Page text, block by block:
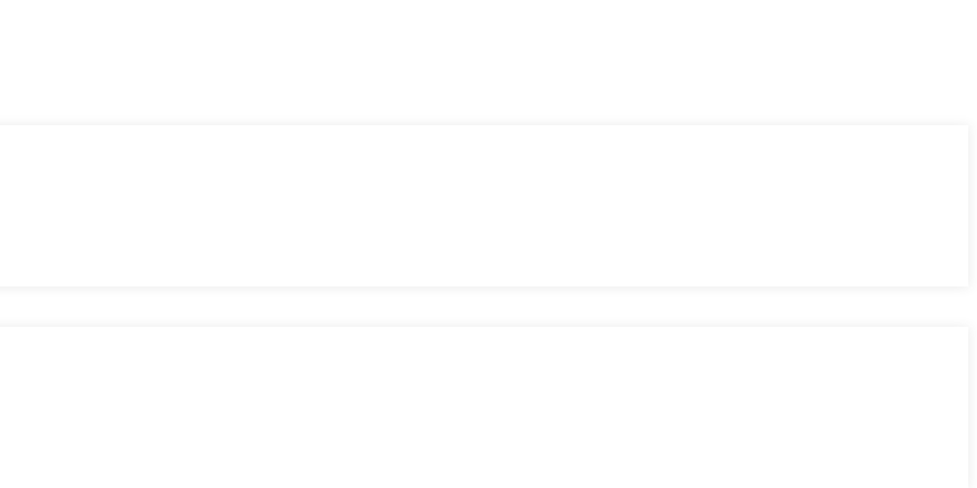
sans complications.
du marché.
des plateformes et des dApps.